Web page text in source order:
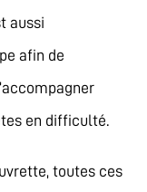
aussi
afin de
en difficulté.
toutes ces